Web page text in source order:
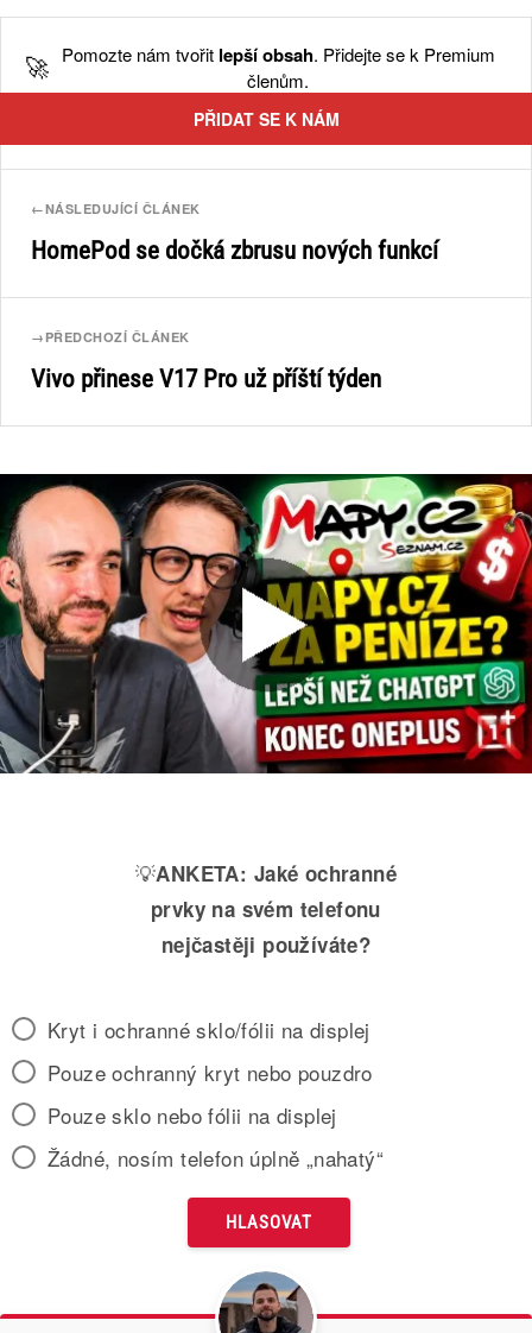
🚀 Pomozte nám tvořit lepší obsah. Přidejte se k Premium
členům.
PŘIDAT SE K NÁM
←NÁSLEDUJÍCÍ ČLÁNEK
HomePod se dočká zbrusu nových funkcí
→ PŘEDCHOZÍ ČLÁNEK
Vivo přinese V17 Pro už příští týden
💡ANKETA: Jaké ochranné
prvky na svém telefonu
nejčastěji používáte?
Kryt i ochranné sklo/fólii na displej
Pouze ochranný kryt nebo pouzdro
Pouze sklo nebo fólii na displej
Žádné, nosím telefon úplně „nahatý“